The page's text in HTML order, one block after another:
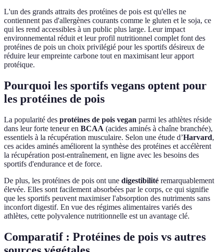
L'un des grands attraits des protéines de pois est qu'elles ne
contiennent pas d'allergènes courants comme le gluten et le soja, ce
qui les rend accessibles à un public plus large. Leur impact
environnemental réduit et leur profil nutritionnel complet font des
protéines de pois un choix privilégié pour les sportifs désireux de
réduire leur empreinte carbone tout en maximisant leur apport
protéique.
Pourquoi les sportifs vegans optent pour
les protéines de pois
La popularité des protéines de pois vegan parmi les athlètes réside
dans leur forte teneur en BCAA (acides aminés à chaîne branchée),
essentiels à la récupération musculaire. Selon une étude d’Harvard,
ces acides aminés améliorent la synthèse des protéines et accélèrent
la récupération post-entraînement, en ligne avec les besoins des
sportifs d'endurance et de force.
De plus, les protéines de pois ont une digestibilité remarquablement
élevée. Elles sont facilement absorbées par le corps, ce qui signifie
que les sportifs peuvent maximiser l'absorption des nutriments sans
inconfort digestif. En vue des régimes alimentaires variés des
athlètes, cette polyvalence nutritionnelle est un avantage clé.
Comparatif : Protéines de pois vs autres